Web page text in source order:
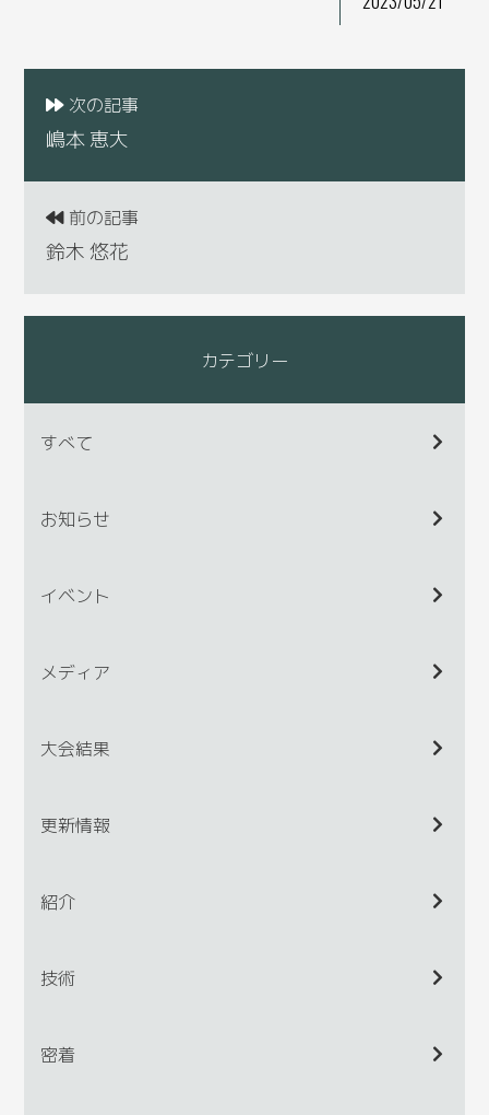
次の記事
嶋本 恵大
前の記事
鈴木 悠花
カテゴリー
すべて
お知らせ
イベント
メディア
大会結果
更新情報
紹介
技術
密着